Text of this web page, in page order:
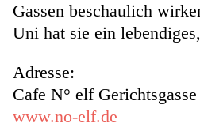
Gassen beschaulich
Uni hat sie ein
Adresse:
Cafe N° elf Gerichtsgasse
www.no-elf.de